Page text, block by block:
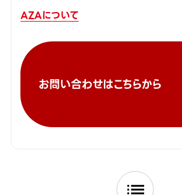
AZAについて
お問い合わせはこちらから